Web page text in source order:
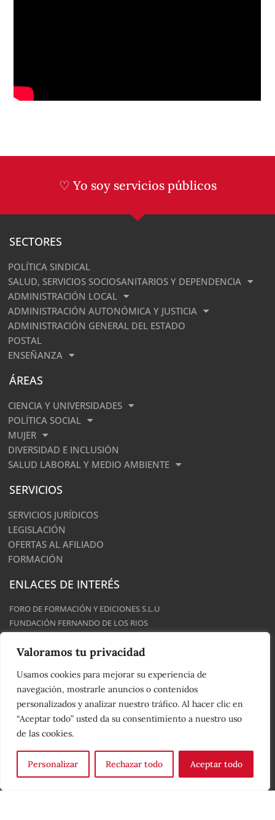
Valoramos tu privacidad
Usamos cookies para mejorar su experiencia de
navegación, mostrarle anuncios o contenidos
personalizados y analizar nuestro tráfico. Al hacer clic en
“Aceptar todo” usted da su consentimiento a nuestro uso
de las cookies.
Personalizar Rechazar todo Aceptar todo
♡ Yo soy servicios públicos
SECTORES
POLÍTICA SINDICAL
SALUD, SERVICIOS SOCIOSANITARIOS Y DEPENDENCIA
ADMINISTRACIÓN LOCAL
ADMINISTRACIÓN AUTONÓMICA Y JUSTICIA
ADMINISTRACIÓN GENERAL DEL ESTADO
POSTAL
ENSEÑANZA
ÁREAS
CIENCIA Y UNIVERSIDADES
POLÍTICA SOCIAL
MUJER
DIVERSIDAD E INCLUSIÓN
SALUD LABORAL Y MEDIO AMBIENTE
SERVICIOS
SERVICIOS JURÍDICOS
LEGISLACIÓN
OFERTAS AL AFILIADO
FORMACIÓN
ENLACES DE INTERÉS
FORO DE FORMACIÓN Y EDICIONES S.L.U
FUNDACIÓN FERNANDO DE LOS RIOS
ISCOD
Política de Privacidad| Aviso Legal|Política de Cookies
© 2023 - UGT Serveis Públics - País Valencià | Desarrollado por
CROSSMEDIA 360